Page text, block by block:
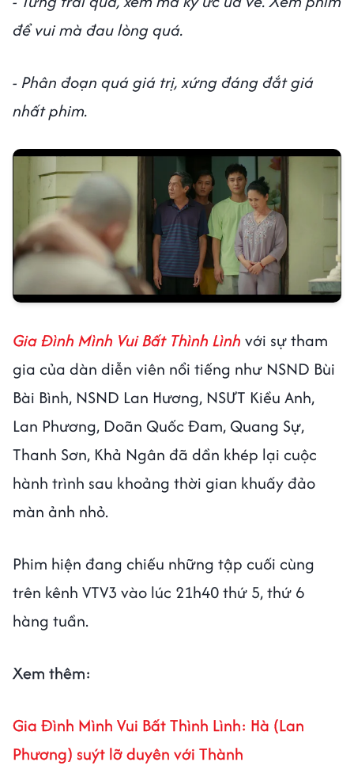
để vui mà đau lòng quá.
- Phân đoạn quá giá trị, xứng đáng đắt giá
nhất phim.
Gia Đình Mình Vui Bất Thình Lình với sự tham
gia của dàn diễn viên nổi tiếng như NSND Bùi
Bài Bình, NSND Lan Hương, NSƯT Kiều Anh,
Lan Phương, Doãn Quốc Đam, Quang Sự,
Thanh Sơn, Khả Ngân đã dần khép lại cuộc
hành trình sau khoảng thời gian khuấy đảo
màn ảnh nhỏ.
Phim hiện đang chiếu những tập cuối cùng
trên kênh VTV3 vào lúc 21h40 thứ 5, thứ 6
hàng tuần.
Xem thêm:
Gia Đình Mình Vui Bất Thình Lình: Hà (Lan
Phương) suýt lỡ duyên với Thành